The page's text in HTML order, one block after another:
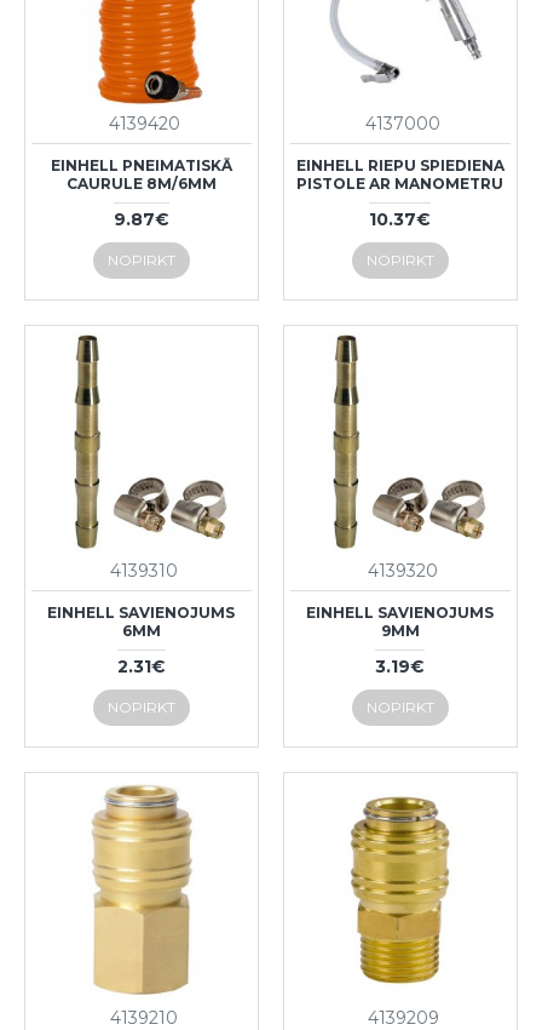
4139420
EINHELL PNEIMATISKĀ
CAURULE 8M/6MM
9.87€
NOPIRKT
4137000
EINHELL RIEPU SPIEDIENA
PISTOLE AR MANOMETRU
10.37€
NOPIRKT
4139310
EINHELL SAVIENOJUMS
6MM
2.31€
NOPIRKT
4139320
EINHELL SAVIENOJUMS
9MM
3.19€
NOPIRKT
4139210 4139209